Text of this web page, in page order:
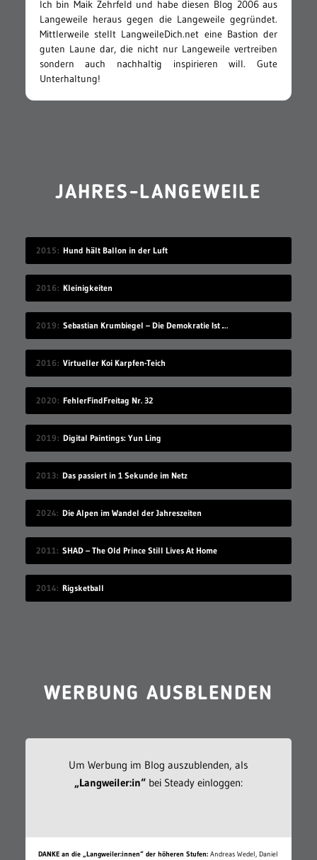
Ich bin Maik Zehrfeld und habe diesen Blog 2006 aus
Langeweile heraus gegen die Langeweile gegründet.
Mittlerweile stellt LangweileDich.net eine Bastion der
guten Laune dar, die nicht nur Langeweile vertreiben
sondern auch nachhaltig inspirieren will. Gute
Unterhaltung!
JAHRES-LANGEWEILE
2015 Hund hält Ballon in der Luft
2016 Kleinigkeiten
2019 Sebastian Krumbiegel – Die Demokratie Ist Weiblich
2016 Virtueller Koi Karpfen-Teich
2020 FehlerFindFreitag Nr. 32
2019 Digital Paintings: Yun Ling
2013 Das passiert in 1 Sekunde im Netz
2024 Die Alpen im Wandel der Jahreszeiten
2011 SHAD – The Old Prince Still Lives At Home
2014 Rigsketball
WERBUNG AUSBLENDEN
Um Werbung im Blog auszublenden, als
„Langweiler:in“bei Steady einloggen:
DANKE an die „Langweiler:innen“ der höheren Stufen: Andreas Wedel, Daniel